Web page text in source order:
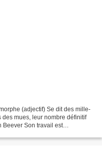
(adjectif) Se dit des mille-
mues, leur nombre définitif
Beever Son travail est